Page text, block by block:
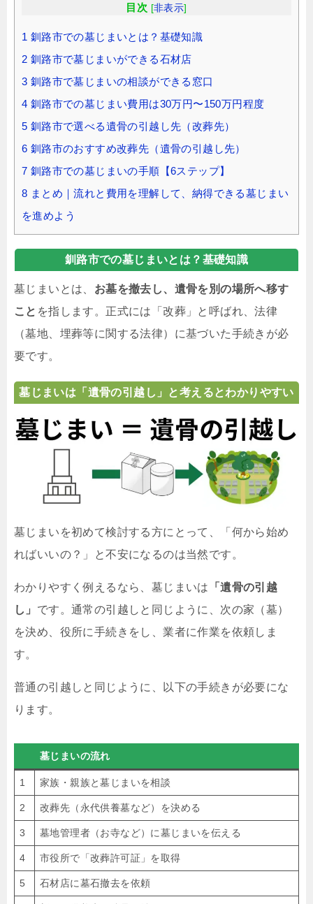
目次 [非表示]
1 釧路市での墓じまいとは？基礎知識
2 釧路市で墓じまいができる石材店
3 釧路市で墓じまいの相談ができる窓口
4 釧路市での墓じまい費用は30万円〜150万円程度
5 釧路市で選べる遺骨の引越し先（改葬先）
6 釧路市のおすすめ改葬先（遺骨の引越し先）
7 釧路市での墓じまいの手順【6ステップ】
8 まとめ｜流れと費用を理解して、納得できる墓じまい
を進めよう
釧路市での墓じまいとは？基礎知識
墓じまいとは、 お墓を撤去し、遺骨を別の場所へ移す
こと を指します。正式には「改葬」と呼ばれ、法律
（墓地、埋葬等に関する法律）に基づいた手続きが必
要です。
墓じまいは「遺骨の引越し」と考えるとわかりやすい
墓じまいを初めて検討する方にとって、「何から始め
ればいいの？」と不安になるのは当然です。
わかりやすく例えるなら、墓じまいは
「遺骨の引越
し」 です。通常の引越しと同じように、次の家（墓）
を決め、役所に手続きをし、業者に作業を依頼しま
す。
普通の引越しと同じように、以下の手続きが必要にな
ります。
墓じまいの流れ
1 家族・親族と墓じまいを相談
2 改葬先（永代供養墓など）を決める
3 墓地管理者（お寺など）に墓じまいを伝える
4 市役所で「改葬許可証」を取得
5 石材店に墓石撤去を依頼